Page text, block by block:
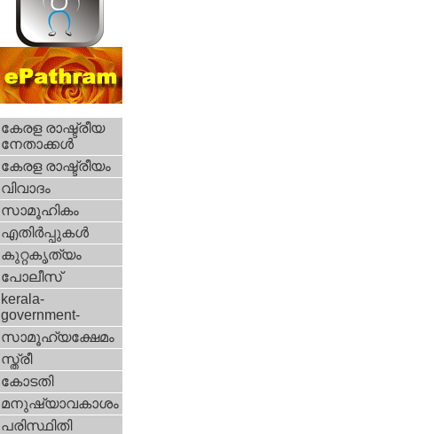
കേരള രാഷ്ട്രീയ
നേതാക്കള്‍
കേരള രാഷ്ട്രീയം
വിവാദം
സാമൂഹികം
എതിര്‍പ്പുകള്‍
കുറ്റകൃത്യം
പോലീസ്‌
kerala-
government-
സാമൂഹ്യക്ഷേമം
സ്ത്രീ
കോടതി
മനുഷ്യാവകാശം
പരിസ്ഥിതി